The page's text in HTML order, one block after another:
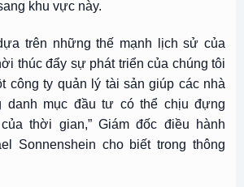
khu vực này.
trên những thế mạnh lịch sử của
thúc đẩy sự phát triển của chúng tôi
công ty quản lý tài sản giúp các nhà
danh mục đầu tư có thể chịu đựng
thời gian,” Giám đốc điều hành
Sonnenshein cho biết trong thông